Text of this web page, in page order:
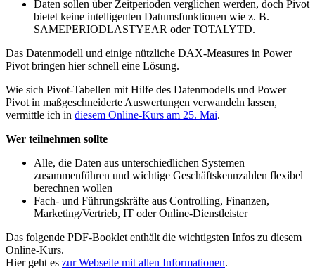
Daten sollen über Zeitperioden verglichen werden, doch Pivot
bietet keine intelligenten Datumsfunktionen wie z. B.
SAMEPERIODLASTYEAR oder TOTALYTD.
Das Datenmodell und einige nützliche DAX-Measures in Power
Pivot bringen hier schnell eine Lösung.
Wie sich Pivot-Tabellen mit Hilfe des Datenmodells und Power
Pivot in maßgeschneiderte Auswertungen verwandeln lassen,
vermittle ich in diesem Online-Kurs am 25. Mai.
Wer teilnehmen sollte
Alle, die Daten aus unterschiedlichen Systemen
zusammenführen und wichtige Geschäftskennzahlen flexibel
berechnen wollen
Fach- und Führungskräfte aus Controlling, Finanzen,
Marketing/Vertrieb, IT oder Online-Dienstleister
Das folgende PDF-Booklet enthält die wichtigsten Infos zu diesem
Online-Kurs.
Hier geht es zur Webseite mit allen Informationen.